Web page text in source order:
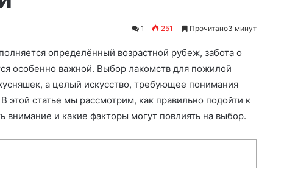
1 251 Прочитано3 минут
определённый возрастной рубеж, забота о
особенно важной. Выбор лакомств для пожилой
а целый искусство, требующее понимания
этой статье мы рассмотрим, как правильно подойти к
внимание и какие факторы могут повлиять на выбор.